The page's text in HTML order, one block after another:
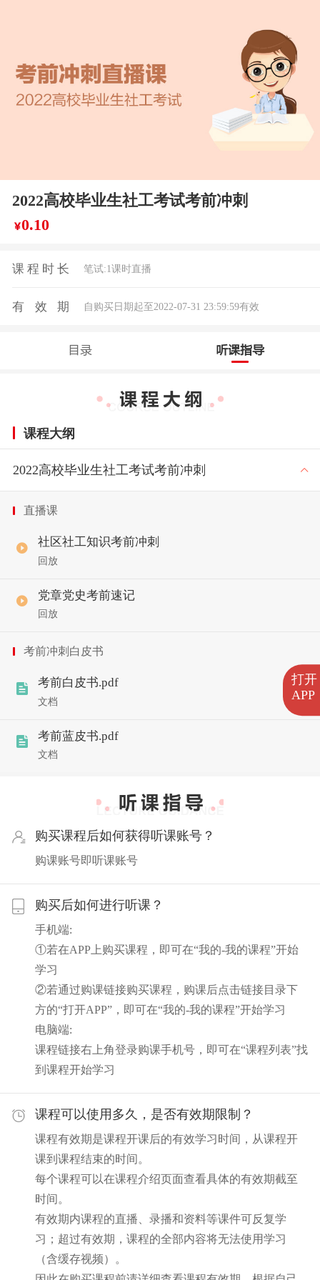
打开
APP
2022高校毕业生社工考试考前冲刺
￥0.10
课程时长 笔试:1课时直播
有效期 自购买日期起至2022-07-31 23:59:59有效
目录 听课指导
课程大纲
2022高校毕业生社工考试考前冲刺
直播课
社区社工知识考前冲刺
回放
党章党史考前速记
回放
考前冲刺白皮书
考前白皮书.pdf
文档
考前蓝皮书.pdf
文档
购买课程后如何获得听课账号？
购课账号即听课账号
购买后如何进行听课？
手机端:
①若在APP上购买课程，即可在“我的-我的课程”开始
学习
②若通过购课链接购买课程，购课后点击链接目录下
方的“打开APP”，即可在“我的-我的课程”开始学习
电脑端:
课程链接右上角登录购课手机号，即可在“课程列表”找
到课程开始学习
课程可以使用多久，是否有效期限制？
课程有效期是课程开课后的有效学习时间，从课程开
课到课程结束的时间。
每个课程可以在课程介绍页面查看具体的有效期截至
时间。
有效期内课程的直播、录播和资料等课件可反复学
习；超过有效期，课程的全部内容将无法使用学习
（含缓存视频）。